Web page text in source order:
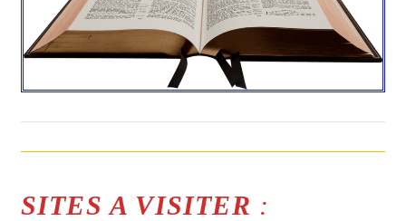
SITES A VISITER :